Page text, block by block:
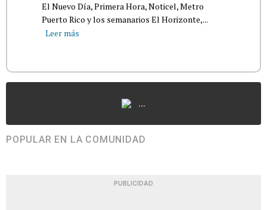
El Nuevo Día, Primera Hora, Noticel, Metro
Puerto Rico y los semanarios El Horizonte,...
Leer más
...
POPULAR EN LA COMUNIDAD
PUBLICIDAD